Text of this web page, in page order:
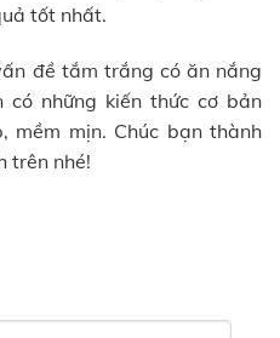
tốt nhất.
đề tắm trắng có ăn nắng
có những kiến thức cơ bản
mềm mịn. Chúc bạn thành
trên nhé!